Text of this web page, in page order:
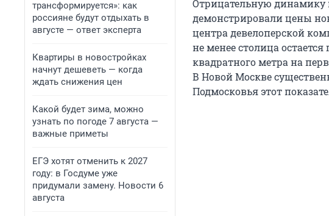
трансформируется»: как
россияне будут отдыхать в
августе — ответ эксперта
Квартиры в новостройках
начнут дешеветь — когда
ждать снижения цен
Какой будет зима, можно
узнать по погоде 7 августа —
важные приметы
ЕГЭ хотят отменить к 2027
году: в Госдуме уже
придумали замену. Новости 6
августа
Отрицательную динамику
демонстрировали цены
центра девелоперской
не менее столица
квадратного метра на
В Новой Москве
Подмосковья этот